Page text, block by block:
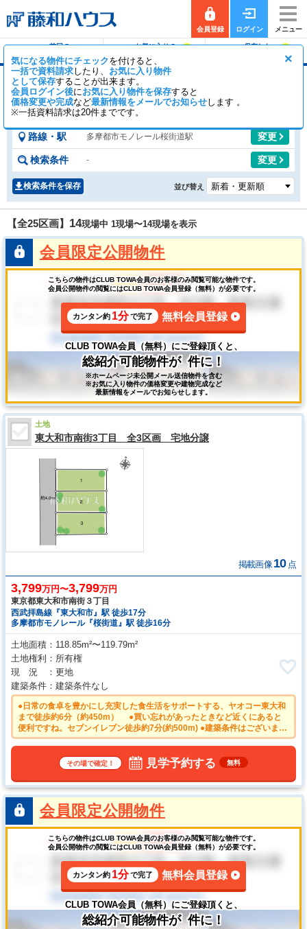
会員登録 ログイン メニュー
前回の
お気に入りの
保存した
×
気になる物件にチェックを付けると、
一括で資料請求したり、 お気に入り物件
として保存することが出来ます。
会員ログイン後にお気に入り物件を保存すると
価格変更や完成など最新情報をメールでお知らせします 。
※一括資料請求は20件までです。
桜街道駅の土地
【全25区画】 一般公開11区画 会員公開14区画
路線・駅 多摩都市モノレール桜街道駅 変更
検索条件 - 変更
検索条件を保存 並び替え
【全25区画】 14現場中 1現場〜14現場を表示
会員限定公開物件
こちらの物件はCLUB TOWA会員のお客様のみ閲覧可能な物件です。
会員公開物件の閲覧にはCLUB TOWA会員登録（無料）が必要です。
カンタン約 1分で完了 無料会員登録
CLUB TOWA会員（無料）にご登録頂くと、
総紹介可能物件が 件に！
※ホームページ未公開メール送信物件を含む
※お気に入り物件の価格変更や建物完成など
最新情報をメールでお知らせします。
土地
東大和市南街3丁目 全3区画 宅地分譲
掲載画像 10 点
3,799万円〜3,799万円
東京都東大和市南街３丁目
西武拝島線『東大和市』駅 徒歩17分
多摩都市モノレール『桜街道』駅 徒歩16分
土地面積
118.85m²〜119.79m²
土地権利
所有権
現 況
更地
建築条件
建築条件なし
●日常の食卓を豊かにし充実した食生活をサポートする、ヤオコー東大和
まで徒歩約6分（約450m） ●買い忘れがあったときなど近くにあると
便利ですね。セブンイレブン徒歩約7分(約500m) ●建築条件はございませ
んので、ライフスタイルに合わせた自由なマイホームづくりが可能で
せ。 ●住まいの事なら地元で豊富な実績を誇る、当社へお任せ下さ
その場で確定！ 見学予約する 無料
会員限定公開物件
こちらの物件はCLUB TOWA会員のお客様のみ閲覧可能な物件です。
会員公開物件の閲覧にはCLUB TOWA会員登録（無料）が必要です。
カンタン約 1分で完了 無料会員登録
CLUB TOWA会員（無料）にご登録頂くと、
総紹介可能物件が 件に！